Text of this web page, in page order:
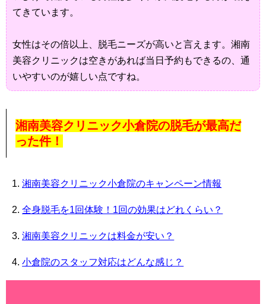
てきています。
女性はその倍以上、脱毛ニーズが高いと言えます。湘南
美容クリニックは空きがあれば当日予約もできるの、通
いやすいのが嬉しい点ですね。
湘南美容クリニック小倉院の脱毛が最高だ
った件！
湘南美容クリニック小倉院のキャンペーン情報
全身脱毛を1回体験！1回の効果はどれくらい？
湘南美容クリニックは料金が安い？
小倉院のスタッフ対応はどんな感じ？